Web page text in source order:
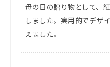
母の日の贈り物として、
しました。実用的でデザ
えました。